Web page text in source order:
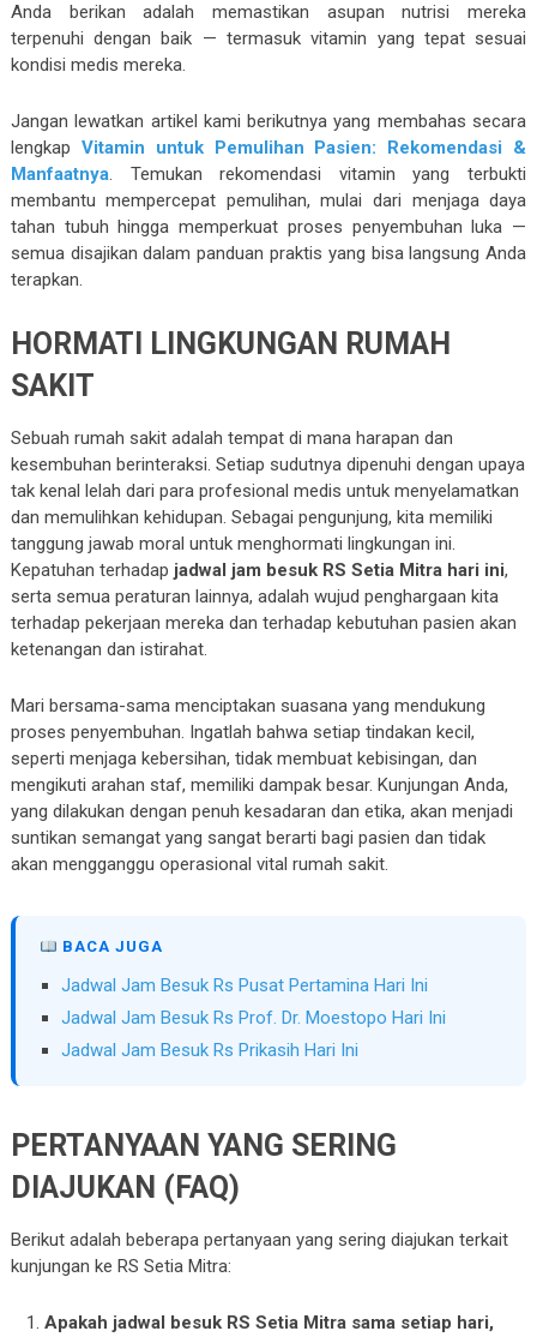
Anda berikan adalah memastikan asupan nutrisi mereka
terpenuhi dengan baik — termasuk vitamin yang tepat sesuai
kondisi medis mereka.
Jangan lewatkan artikel kami berikutnya yang membahas secara
lengkap Vitamin untuk Pemulihan Pasien: Rekomendasi &
Manfaatnya. Temukan rekomendasi vitamin yang terbukti
membantu mempercepat pemulihan, mulai dari menjaga daya
tahan tubuh hingga memperkuat proses penyembuhan luka —
semua disajikan dalam panduan praktis yang bisa langsung Anda
terapkan.
HORMATI LINGKUNGAN RUMAH
SAKIT
Sebuah rumah sakit adalah tempat di mana harapan dan
kesembuhan berinteraksi. Setiap sudutnya dipenuhi dengan upaya
tak kenal lelah dari para profesional medis untuk menyelamatkan
dan memulihkan kehidupan. Sebagai pengunjung, kita memiliki
tanggung jawab moral untuk menghormati lingkungan ini.
Kepatuhan terhadap jadwal jam besuk RS Setia Mitra hari ini,
serta semua peraturan lainnya, adalah wujud penghargaan kita
terhadap pekerjaan mereka dan terhadap kebutuhan pasien akan
ketenangan dan istirahat.
Mari bersama-sama menciptakan suasana yang mendukung
proses penyembuhan. Ingatlah bahwa setiap tindakan kecil,
seperti menjaga kebersihan, tidak membuat kebisingan, dan
mengikuti arahan staf, memiliki dampak besar. Kunjungan Anda,
yang dilakukan dengan penuh kesadaran dan etika, akan menjadi
suntikan semangat yang sangat berarti bagi pasien dan tidak
akan mengganggu operasional vital rumah sakit.
BACA JUGA
Jadwal Jam Besuk Rs Pusat Pertamina Hari Ini
Jadwal Jam Besuk Rs Prof. Dr. Moestopo Hari Ini
Jadwal Jam Besuk Rs Prikasih Hari Ini
PERTANYAAN YANG SERING
DIAJUKAN (FAQ)
Berikut adalah beberapa pertanyaan yang sering diajukan terkait
kunjungan ke RS Setia Mitra:
Apakah jadwal besuk RS Setia Mitra sama setiap hari,